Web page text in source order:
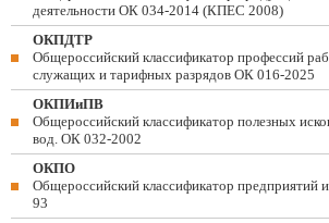
деятельности ОК 034-2014 (КПЕС 2008)
ОКПДТР
Общероссийский классификатор профессий
служащих и тарифных разрядов ОК 016-2025
ОКПИиПВ
Общероссийский классификатор полезных
вод. ОК 032-2002
ОКПО
Общероссийский классификатор предприятий
93